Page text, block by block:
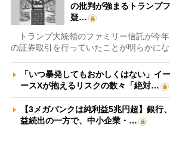
の批判が強まるトランプ
疑…
トランプ大統領のファミリー信託が今
の証券取引を行っていたことが明らかに
「いつ暴発してもおかしくはない」イ
ースXが抱えるリスクの数々「絶対…
【3メガバンクは純利益5兆円超】銀行
益続出の一方で、中小企業・…